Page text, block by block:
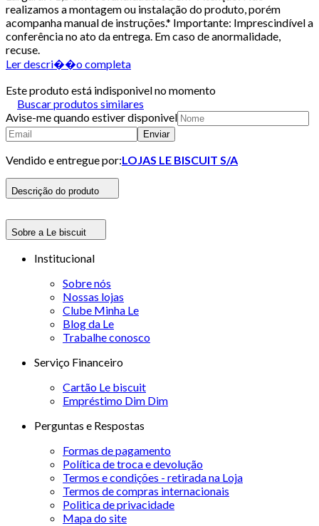
realizamos a montagem ou instalação do produto, porém
acompanha manual de instruções.* Importante: Imprescindível a
conferência no ato da entrega. Em caso de anormalidade,
recuse.
Ler descri��o completa
Este produto está indisponivel no momento
Buscar produtos similares
Avise-me quando estiver disponivel
Enviar
Vendido e entregue por:LOJAS LE BISCUIT S/A
Descrição do produto
Sobre a Le biscuit
Institucional
Sobre nós
Nossas lojas
Clube Minha Le
Blog da Le
Trabalhe conosco
Serviço Financeiro
Cartão Le biscuit
Empréstimo Dim Dim
Perguntas e Respostas
Formas de pagamento
Política de troca e devolução
Termos e condições - retirada na Loja
Termos de compras internacionais
Politica de privacidade
Mapa do site